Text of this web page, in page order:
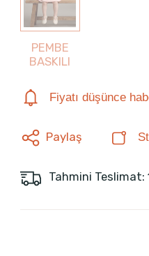
PEMBE
BASKILI
Fiyatı düşünce
Paylaş
Tahmini Teslimat: